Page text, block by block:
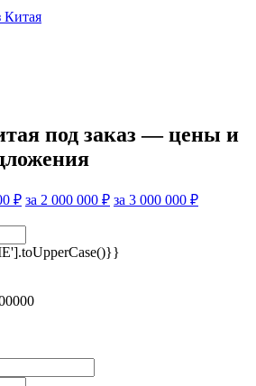
под заказ — цены и
₽ за 2 000 000 ₽ за 3 000 000 ₽